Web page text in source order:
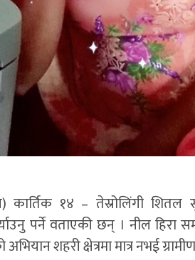
कार्तिक १४ – तेस्रोलिंगी
पर्ने वताएकी छन् । नील हिरा
शहरी क्षेत्रमा मात्र नभई